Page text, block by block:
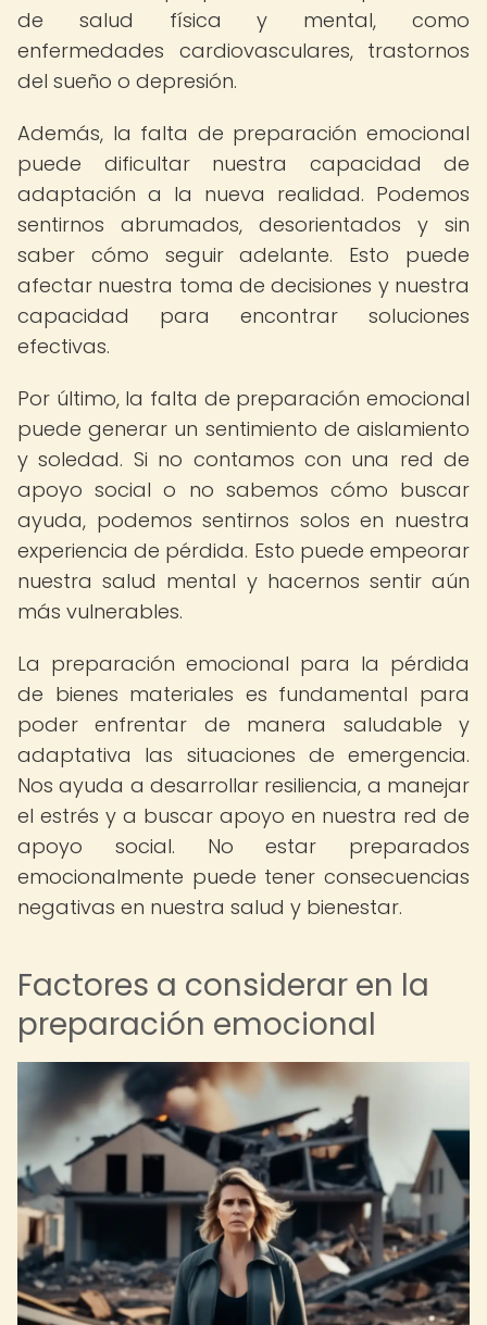
de salud física y mental, como
enfermedades cardiovasculares, trastornos
del sueño o depresión.
Además, la falta de preparación emocional
puede dificultar nuestra capacidad de
adaptación a la nueva realidad. Podemos
sentirnos abrumados, desorientados y sin
saber cómo seguir adelante. Esto puede
afectar nuestra toma de decisiones y nuestra
capacidad para encontrar soluciones
efectivas.
Por último, la falta de preparación emocional
puede generar un sentimiento de aislamiento
y soledad. Si no contamos con una red de
apoyo social o no sabemos cómo buscar
ayuda, podemos sentirnos solos en nuestra
experiencia de pérdida. Esto puede empeorar
nuestra salud mental y hacernos sentir aún
más vulnerables.
La preparación emocional para la pérdida
de bienes materiales es fundamental para
poder enfrentar de manera saludable y
adaptativa las situaciones de emergencia.
Nos ayuda a desarrollar resiliencia, a manejar
el estrés y a buscar apoyo en nuestra red de
apoyo social. No estar preparados
emocionalmente puede tener consecuencias
negativas en nuestra salud y bienestar.
Factores a considerar en la
preparación emocional